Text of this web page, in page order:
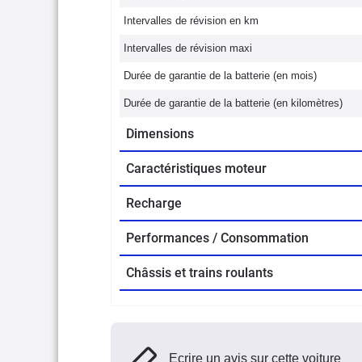
Intervalles de révision en km
Intervalles de révision maxi
Durée de garantie de la batterie (en mois)
Durée de garantie de la batterie (en kilomètres)
Dimensions
Caractéristiques moteur
Recharge
Performances / Consommation
Châssis et trains roulants
Ecrire un avis sur cette voiture